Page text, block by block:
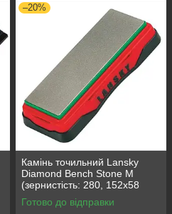
–20%
Камінь точильний Lansky
Diamond Bench Stone M
(зернистість: 280, 152х58
мм), прямокутний, для
заточування ножів, з
Готово до відправки